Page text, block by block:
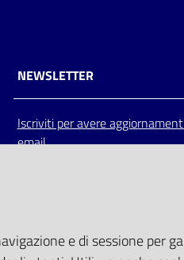
NEWSLETTER
Iscriviti per avere
email
e di sessione per